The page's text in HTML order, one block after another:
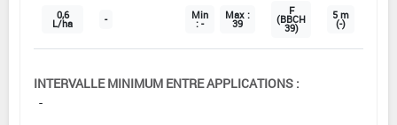
0,6
L/ha - Min
: -
Max :
39
F
(BBCH
39)
5 m
(-)
INTERVALLE MINIMUM ENTRE APPLICATIONS :
-